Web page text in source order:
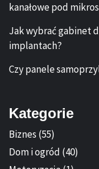
kanałowe pod
Jak wybrać gabinet
implantach?
Czy panele
Kategorie
Biznes (55)
Dom i ogród (40)